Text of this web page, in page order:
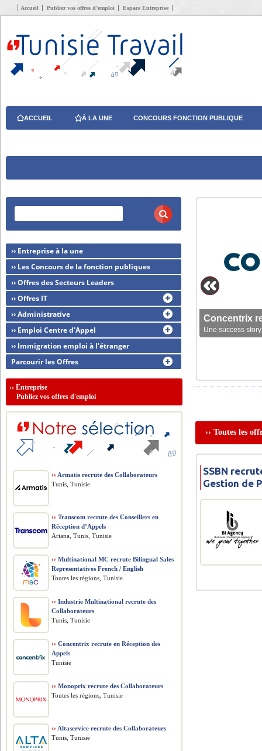
Accueil Publiez vos offres d’emploi Espace Entreprise
ACCUEIL À LA UNE CONCOURS FONCTION PUBLIQUE
Concentrix
Une success
›› Toutes les
SSBN
Gestion de
›› Entreprise à la une
›› Les Concours de la fonction publiques
›› Offres des Secteurs Leaders
›› Offres IT
›› Administrative
›› Emploi Centre d'Appel
›› Immigration emploi à l'étranger
Parcourir les Offres
››Entreprise
Publiez vos offres d'emploi
›› Armatis recrute des Collaborateurs
Tunis, Tunisie
›› Transcom recrute des Conseillers en
Réception d’Appels
Ariana, Tunis, Tunisie
›› Multinational MC recrute Bilingual Sales
Representatives French / English
Toutes les régions, Tunisie
›› Industrie Multinational recrute des
Collaborateurs
Tunis, Tunisie
›› Concentrix recrute en Réception des
Appels
Tunisie
›› Monoprix recrute des Collaborateurs
Toutes les régions, Tunisie
›› Altaservice recrute des Collaborateurs
Tunis, Tunisie